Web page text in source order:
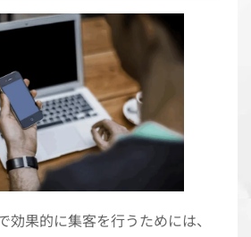
効果的に集客を行うためには、